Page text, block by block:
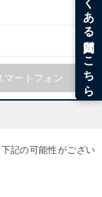
マートフォン
記の可能性がござい